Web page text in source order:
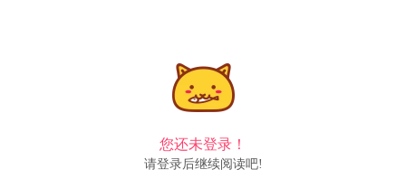
您还未登录！
请登录后继续阅读吧!